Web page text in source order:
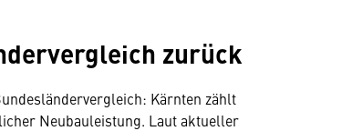
zurück
Kärnten zählt
Neubauleistung. Laut aktueller